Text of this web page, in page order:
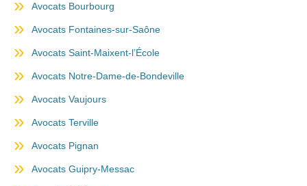
Avocats Bourbourg
Avocats Fontaines-sur-Saône
Avocats Saint-Maixent-l’École
Avocats Notre-Dame-de-Bondeville
Avocats Vaujours
Avocats Terville
Avocats Pignan
Avocats Guipry-Messac